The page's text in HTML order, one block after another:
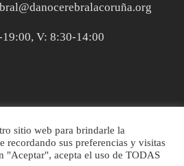
V: 8:30-14:00
sitio web para brindarle la
recordando sus preferencias y visitas
"Aceptar", acepta el uso de TODAS